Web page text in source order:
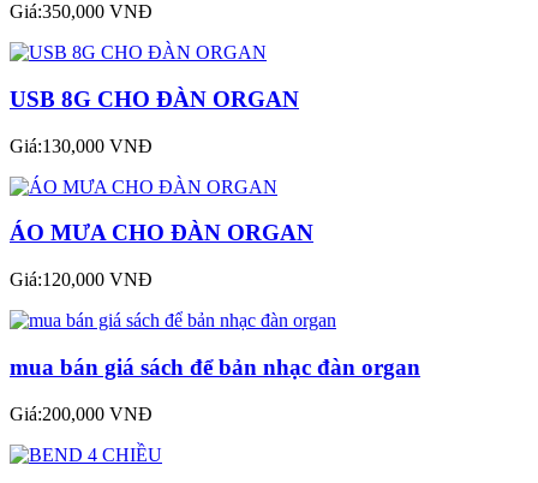
Giá:350,000 VNĐ
USB 8G CHO ĐÀN ORGAN
Giá:130,000 VNĐ
ÁO MƯA CHO ĐÀN ORGAN
Giá:120,000 VNĐ
mua bán giá sách để bản nhạc đàn organ
Giá:200,000 VNĐ